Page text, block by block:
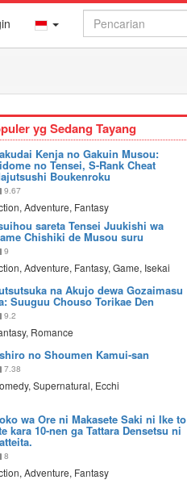
yg Sedang Tayang
Kenja no Gakuin Musou:
no Tensei, S-Rank Cheat
Boukenroku
9.67
Adventure, Fantasy
sareta Tensei Juukishi wa
Chishiki de Musou suru
9
Adventure, Fantasy, Game, Isekai
na Akujo dewa Gozaimasu
Suuguu Chouso Torikae Den
9.2
Romance
no Shoumen Kamui-san
7.38
Supernatural, Ecchi
wa Ore ni Makasete Saki ni Ike to
kara 10-nen ga Tattara Densetsu ni
8
Adventure, Fantasy